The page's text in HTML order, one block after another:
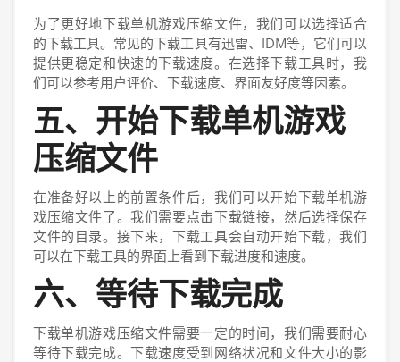
为了更好地下载单机游戏压缩文件，我们可以选择适合
的下载工具。常见的下载工具有迅雷、IDM等，它们可以
提供更稳定和快速的下载速度。在选择下载工具时，我
们可以参考用户评价、下载速度、界面友好度等因素。
五、开始下载单机游戏
压缩文件
在准备好以上的前置条件后，我们可以开始下载单机游
戏压缩文件了。我们需要点击下载链接，然后选择保存
文件的目录。接下来，下载工具会自动开始下载，我们
可以在下载工具的界面上看到下载进度和速度。
六、等待下载完成
下载单机游戏压缩文件需要一定的时间，我们需要耐心
等待下载完成。下载速度受到网络状况和文件大小的影